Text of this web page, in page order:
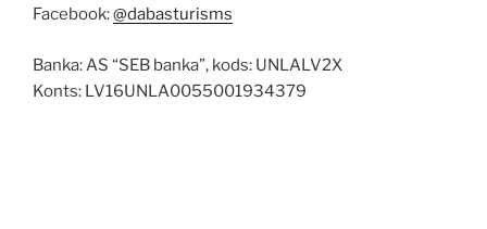
Facebook:@dabasturisms
Banka: AS “SEB banka”, kods: UNLALV2X
Konts: LV16UNLA0055001934379